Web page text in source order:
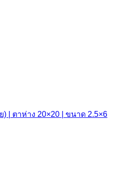
) | ตาห่าง 20×20 | ขนาด 2.5×6